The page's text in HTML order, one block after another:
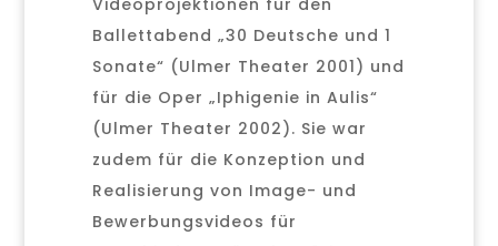
Videoprojektionen für den
Ballettabend „30 Deutsche und 1
Sonate“ (Ulmer Theater 2001) und
für die Oper „Iphigenie in Aulis“
(Ulmer Theater 2002). Sie war
zudem für die Konzeption und
Realisierung von Image- und
Bewerbungsvideos für